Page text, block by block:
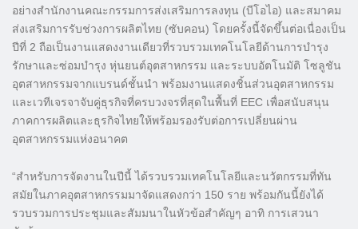
อย่างสำนักงานคณะกรรมการส่งเสริมการลงทุน (บีโอไอ) และสมาคม
ส่งเสริมการรับช่วงการผลิตไทย (ซับคอน) โดยครั้งนี้จัดขึ้นต่อเนื่องเป็น
ปีที่ 2 ถือเป็นงานแสดงงานเดียวที่รวบรวมเทคโนโลยีด้านการบำรุง
รักษาและซ่อมบำรุง หุ่นยนต์อุตสาหกรรม และระบบอัตโนมัติ โซลูชัน
อุตสาหกรรมจากแบรนด์ชั้นนำ พร้อมงานแสดงชิ้นส่วนอุตสาหกรรม
และเวทีเจรจาจับคู่ธุรกิจที่ครบวงจรที่สุดในพื้นที่ EEC เพื่อสนับสนุน
ภาคการผลิตและธุรกิจไทยให้พร้อมรองรับต่อการเปลี่ยนผ่าน
อุตสาหกรรมแห่งอนาคต
“สำหรับการจัดงานในปีนี้ ได้รวบรวมเทคโนโลยีและนวัตกรรมที่ทัน
สมัยในภาคอุตสาหกรรมมาจัดแสดงกว่า 150 ราย พร้อมกันนี้ยังได้
รวบรวมการประชุมและสัมมนาในหัวข้อสำคัญๆ อาทิ การเสวนา